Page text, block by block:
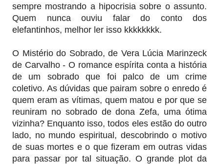
sempre mostrando a hipocrisia sobre o assunto.
Quem nunca ouviu falar do conto dos
elefantinhos, melhor ler isso kkkkkkkk.
O Mistério do Sobrado, de Vera Lúcia Marinzeck
de Carvalho - O romance espírita conta a história
de um sobrado que foi palco de um crime
coletivo. As dúvidas que pairam sobre o enredo é
quem eram as vítimas, quem matou e por que se
reuniram no sobrado de dona Zefa, uma ótima
vizinha? Enquanto isso, todos eles estão do outro
lado, no mundo espiritual, descobrindo o motivo
de suas mortes e o que fizeram em outras vidas
para passar por tal situação. O grande plot da